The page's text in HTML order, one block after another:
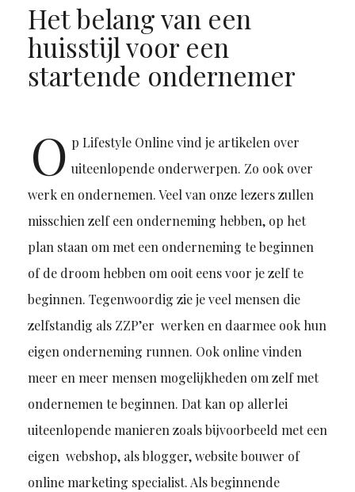
Het belang van een
huisstijl voor een
startende ondernemer
O p Lifestyle Online vind je artikelen over
uiteenlopende onderwerpen. Zo ook over
werk en ondernemen. Veel van onze lezers zullen
misschien zelf een onderneming hebben, op het
plan staan om met een onderneming te beginnen
of de droom hebben om ooit eens voor je zelf te
beginnen. Tegenwoordig zie je veel mensen die
zelfstandig als ZZP’er werken en daarmee ook hun
eigen onderneming runnen. Ook online vinden
meer en meer mensen mogelijkheden om zelf met
ondernemen te beginnen. Dat kan op allerlei
uiteenlopende manieren zoals bijvoorbeeld met een
eigen webshop, als blogger, website bouwer of
online marketing specialist. Als beginnende